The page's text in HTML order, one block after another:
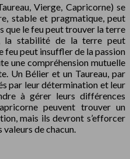
Vierge, Capricorne) se
stable et pragmatique, peut
que le feu peut trouver la terre
la stabilité de la terre peut
feu peut insuffler de la passion
une compréhension mutuelle
Un Bélier et un Taureau, par
par leur détermination et leur
à gérer leurs différences
peuvent trouver un
mais ils devront s’efforcer
de chacun.